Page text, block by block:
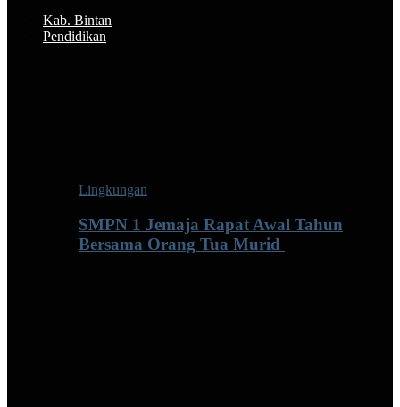
Kab. Bintan
Pendidikan
Lingkungan
SMPN 1 Jemaja Rapat Awal Tahun
Bersama Orang Tua Murid ‎